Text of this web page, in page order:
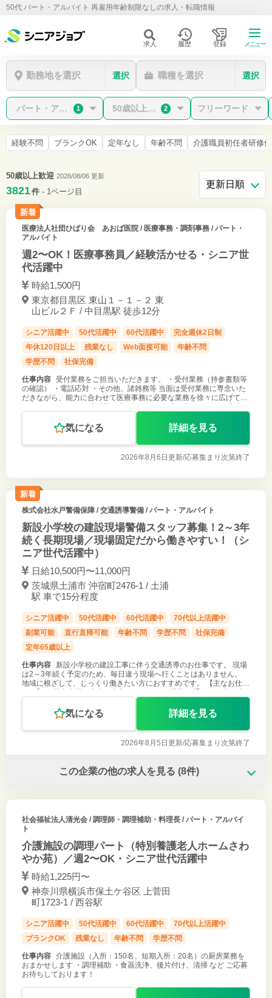
50代 パート・アルバイト 再雇用年齢制限なしの求人・転職情報
求人 履歴 登録 メニュー
勤務地を選択 選択 職種を選択 選択
パート・アルバイト
1 50歳以上歓迎/再雇用年齢制限なし
2 フリーワード
経験不問 ブランクOK 定年なし 年齢不問 介護職員初任者研修
50歳以上歓迎 2026/08/06 更新
3821件 - 1ページ目
新着
医療法人社団ひばり会 あおば医院/ 医療事務・調剤事務 / パート・
アルバイト
週2〜OK！医療事務員／経験活かせる・シニア世
代活躍中
時給1,500円
東京都目黒区 東山１－１－２ 東
山ビル２Ｆ / 中目黒駅 徒歩12分
シニア活躍中 50代活躍中 60代活躍中
完全週休2日制
年休120日以上
残業なし Web面接可能
年齢不問
学歴不問
社保完備
仕事内容 受付業務をご担当いただきます。 ・受付業務（持参書類等
の確認） ・電話応対 ・その他、諸雑務等 当面は受付業務に専念いた
だきながら、能力に合わせて医療事務に必要な業務を徐々に広げてい
気になる 詳細を見る
2026年8月6日更新/応募集まり次第終了
新着
株式会社水戸警備保障/ 交通誘導警備 / パート・アルバイト
新設小学校の建設現場警備スタッフ募集！2～3年
続く長期現場／現場固定だから働きやすい！（シ
ニア世代活躍中）
日給10,500円〜11,000円
茨城県土浦市 沖宿町2476-1 / 土浦
駅 車で15分程度
シニア活躍中 50代活躍中 60代活躍中
70代以上活躍中
副業可能
直行直帰可能 年齢不問 学歴不問
社保完備
定年65歳以上
仕事内容
新設小学校の建設工事に伴う交通誘導のお仕事です。 現場
は2～3年続く予定のため、毎日違う現場へ行くことはありません。
地域に根ざして、じっくり働きたい方におすすめです。 【主なお仕事
は…】 ・工事車両が安全に出入りできるよう誘導 ・通行する車や歩
行者へ安全な通
気になる 詳細を見る
2026年8月5日更新/応募集まり次第終了
この企業の他の求人を見る (8件)
社会福祉法人清光会/ 調理師・調理補助・料理長 / パート・アルバイ
ト
介護施設の調理パート（特別養護老人ホームさわ
やか苑）／週2〜OK・シニア世代活躍中
時給1,225円〜
神奈川県横浜市保土ケ谷区 上菅田
町1723-1 / 西谷駅
シニア活躍中 50代活躍中 60代活躍中
70代以上活躍中
ブランクOK
残業なし 年齢不問 学歴不問
仕事内容 介護施設（入所：150名、短期入所：20名）の厨房業務を
おまかせします ・調理補助 ・食器洗浄、後片付け、清掃 など ご応募
お待ちしております！